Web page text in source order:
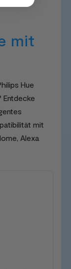
mit
Hue
mit
Alexa